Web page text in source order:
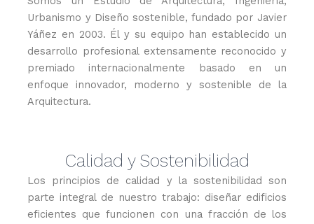
Urbanismo y Diseño sostenible, fundado por Javier
Yáñez en 2003. Él y su equipo han establecido un
desarrollo profesional extensamente reconocido y
premiado internacionalmente basado en un
enfoque innovador, moderno y sostenible de la
Arquitectura.
Calidad y Sostenibilidad​
Los principios de calidad y la sostenibilidad son
parte integral de nuestro trabajo: diseñar edificios
eficientes que funcionen con una fracción de los